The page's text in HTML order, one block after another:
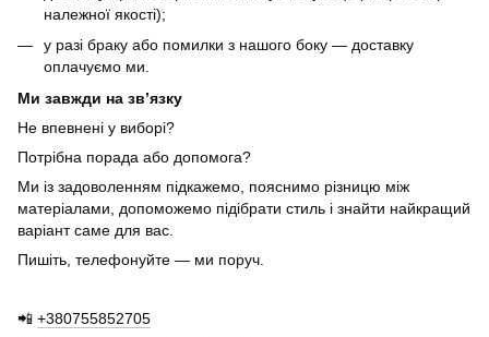
належної якості);
у разі браку або помилки з нашого боку — доставку
оплачуємо ми.
Ми завжди на зв’язку
Не впевнені у виборі?
Потрібна порада або допомога?
Ми із задоволенням підкажемо, пояснимо різницю між
матеріалами, допоможемо підібрати стиль і знайти найкращий
варіант саме для вас.
Пишіть, телефонуйте — ми поруч.
📲 +380755852705